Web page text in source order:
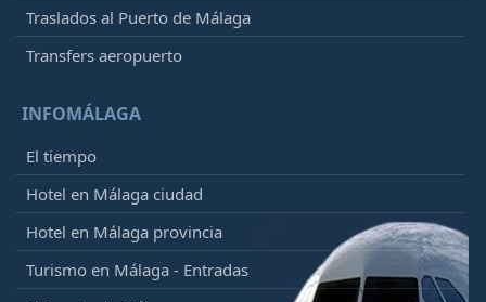
Traslados al Puerto de Málaga
Transfers aeropuerto
INFOMÁLAGA
El tiempo
Hotel en Málaga ciudad
Hotel en Málaga provincia
Turismo en Málaga - Entradas